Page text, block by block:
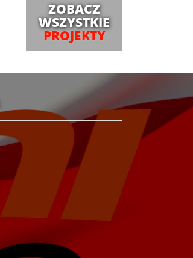
ZOBACZ
WSZYSTKIE
PROJEKTY